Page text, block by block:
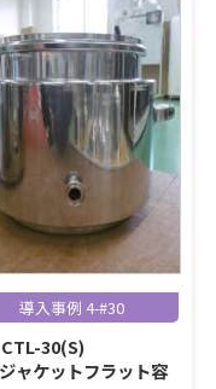
導入事例 4-#30
30(S)
ャケットフラット容